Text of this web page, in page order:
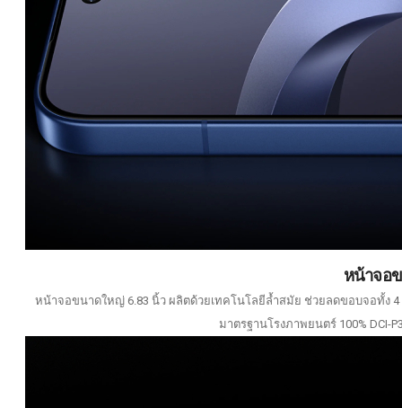
หน้าจอ
หน้าจอขนาดใหญ่ 6.83 นิ้ว ผลิตด้วยเทคโนโลยีล้ำสมัย ช่วยลดขอบจอทั้ง 4
มาตรฐานโรงภาพยนตร์ 100% DCI-